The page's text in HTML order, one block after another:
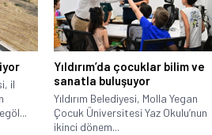
il
Yıldırım’da çocuklar bilim ve
sanatla buluşuyor
Yıldırım Belediyesi, Molla Yegan
Çocuk Üniversitesi Yaz Okulu’nun
ikinci dönem...